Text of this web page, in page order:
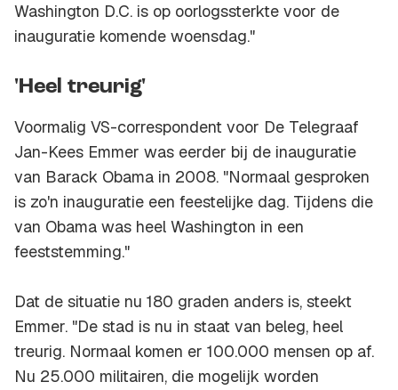
Washington D.C. is op oorlogssterkte voor de
inauguratie komende woensdag."
'Heel treurig'
Voormalig VS-correspondent voor De Telegraaf
Jan-Kees Emmer was eerder bij de inauguratie
van Barack Obama in 2008. "Normaal gesproken
is zo'n inauguratie een feestelijke dag. Tijdens die
van Obama was heel Washington in een
feeststemming."
Dat de situatie nu 180 graden anders is, steekt
Emmer. "De stad is nu in staat van beleg, heel
treurig. Normaal komen er 100.000 mensen op af.
Nu 25.000 militairen, die mogelijk worden